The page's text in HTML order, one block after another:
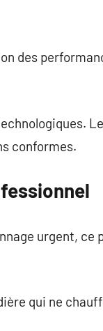
des
conformes.
urgent, ce
qui ne